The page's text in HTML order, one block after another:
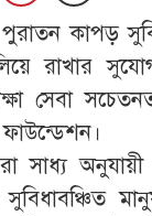
কাপড়
রাখার
সেবা
সাধ্য